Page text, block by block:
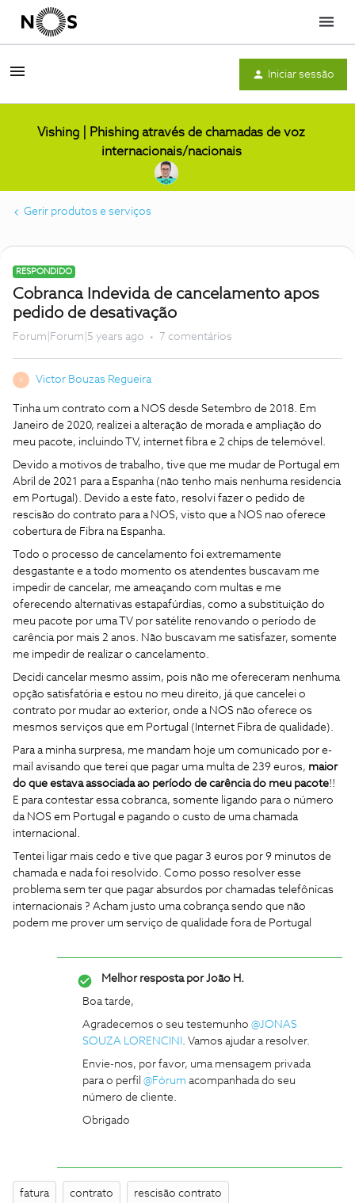
Menu
Iniciar sessão
Vishing | Phishing através de chamadas de voz
internacionais/nacionais
Gerir produtos e serviços
RESPONDIDO
Cobranca Indevida de cancelamento apos
pedido de desativação
Forum|Forum|5 years ago 7 comentários
V Victor Bouzas Regueira
Tinha um contrato com a NOS desde Setembro de 2018. Em
Janeiro de 2020, realizei a alteração de morada e ampliação do
meu pacote, incluindo TV, internet fibra e 2 chips de telemóvel.
Devido a motivos de trabalho, tive que me mudar de Portugal em
Abril de 2021 para a Espanha (não tenho mais nenhuma residencia
em Portugal). Devido a este fato, resolvi fazer o pedido de
rescisão do contrato para a NOS, visto que a NOS nao oferece
cobertura de Fibra na Espanha.
Todo o processo de cancelamento foi extremamente
desgastante e a todo momento os atendentes buscavam me
impedir de cancelar, me ameaçando com multas e me
oferecendo alternativas estapafúrdias, como a substituição do
meu pacote por uma TV por satélite renovando o período de
carência por mais 2 anos. Não buscavam me satisfazer, somente
me impedir de realizar o cancelamento.
Decidi cancelar mesmo assim, pois não me ofereceram nenhuma
opção satisfatória e estou no meu direito, já que cancelei o
contrato por mudar ao exterior, onde a NOS não oferece os
mesmos serviços que em Portugal (Internet Fibra de qualidade).
Para a minha surpresa, me mandam hoje um comunicado por e-
mail avisando que terei que pagar uma multa de 239 euros, maior
do que estava associada ao período de carência do meu pacote!!
E para contestar essa cobranca, somente ligando para o número
da NOS em Portugal e pagando o custo de uma chamada
internacional.
Tentei ligar mais cedo e tive que pagar 3 euros por 9 minutos de
chamada e nada foi resolvido. Como posso resolver esse
problema sem ter que pagar absurdos por chamadas telefônicas
internacionais ? Acham justo uma cobrança sendo que não
podem me prover um serviço de qualidade fora de Portugal
Melhor resposta porJoão H.
Boa tarde,
Agradecemos o seu testemunho @JONAS
SOUZA LORENCINI . Vamos ajudar a resolver.
Envie-nos, por favor, uma mensagem privada
para o perfil @Fórum acompanhada do seu
número de cliente.
Obrigado
fatura contrato rescisão contrato